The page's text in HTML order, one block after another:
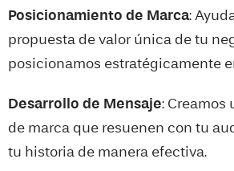
Posicionamiento de Marca:
propuesta de valor única de tu
posicionamos estratégicamente
Desarrollo de Mensaje: Creamos
de marca que resuenen con tu
tu historia de manera efectiva.